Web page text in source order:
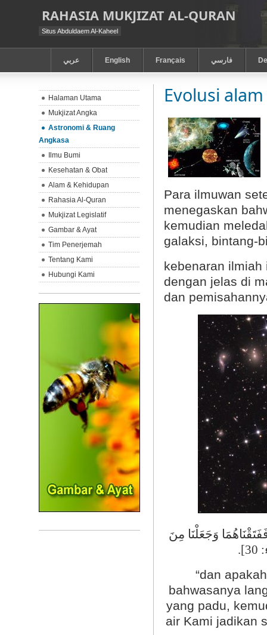
RAHASIA MUKJIZAT AL-QURAN
Situs Abduldaem Al-Kaheel
عربي English Français فارسي
Evolusi
Para ilmuwan
menegaskan
kemudian
galaksi, bintang-
kebenaran ilmiah
dengan jelas di
dan
وَجَعَلْنَا مِنَ
].
“dan
bahwasanya
yang padu,
air Kami jadikan
Halaman Utama
Mukjizat Angka
Astronomi & Ruang
Angkasa
Ilmu Bumi
Kesehatan & Obat
Alam & Kehidupan
Rahasia Al-Quran
Mukjizat Legislatif
Gambar & Ayat
Tim Penerjemah
Tentang Kami
Hubungi Kami